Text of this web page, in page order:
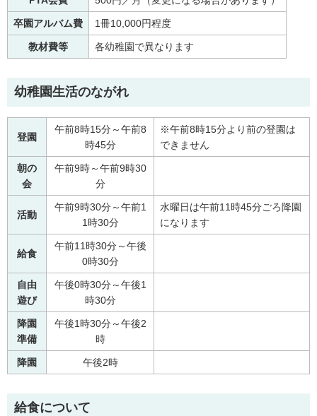
卒園アルバム費 1冊10,000円程度
教材費等 各幼稚園で異なります
幼稚園生活のながれ
登園
午前8時15分～午前8
時45分
※午前8時15分より前の登園は
できません
朝の
会
午前9時～午前9時30
分
活動
午前9時30分～午前1
1時30分
水曜日は午前11時45分ごろ降園
になります
給食
午前11時30分～午後
0時30分
自由
遊び
午後0時30分～午後1
時30分
降園
準備
午後1時30分～午後2
時
降園 午後2時
給食について